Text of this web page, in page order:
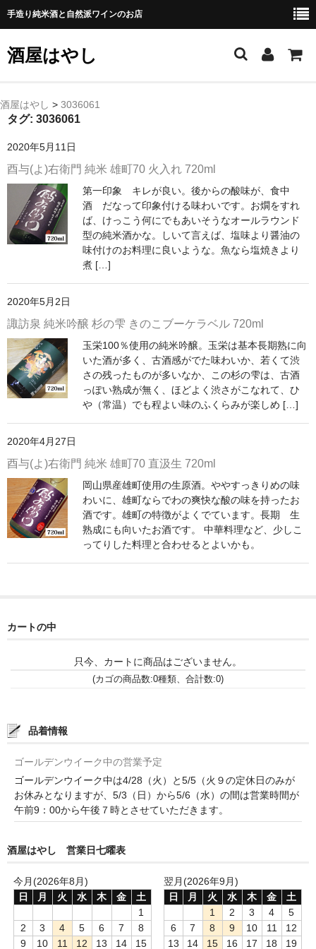
手造り純米酒と自然派ワインのお店
酒屋はやし
ホーム
純 米 酒
よえもん 川村酒造店（岩手県花巻市）
田从･月下の舞 舞鶴酒造（秋田県横手市）
綿屋 金の井酒造（宮城県栗原市）
宗玄 宗玄酒造（石川県珠洲市）
神亀 神亀酒造（埼玉県蓮田市）
隆・丹沢山 川西屋酒造店（神奈川県足柄上郡）
長珍 長珍酒造（愛知県津島市）
るみ子の酒・英・妙の華 森喜酒造（三重県伊賀市）
大治郎・喜量能 畑酒造（滋賀県東近江市）
秋鹿・奥鹿 秋鹿酒造（大阪府豊能郡能勢町）
睡龍・生もとのどぶ 久保本家酒造（奈良県宇陀市）
✚旭日 旭日酒造（島根県出雲市）
旭菊・綾花 旭菊酒造（福岡県久留米市）
小鹿 小鹿酒造（鹿児島県鹿屋市)
明るい農村 霧島町蒸留所（鹿児島県霧島市）
鶴見 大石酒造（鹿児島県阿久根市）
自 然 派 ワ イ ン
France/ﾌﾗﾝｽ
酒屋はやし > 3036061
タグ: 3036061
2020年5月11日
酉与(よ)右衛門 純米 雄町70 火入れ 720ml
第一印象 キレが良い。後からの酸味が、食中
酒 だなって印象付ける味わいです。お燗をすれ
ば、けっこう何にでもあいそうなオールラウンド
型の純米酒かな。しいて言えば、塩味より醤油の
味付けのお料理に良いような。魚なら塩焼きより
煮 […]
2020年5月2日
諏訪泉 純米吟醸 杉の雫 きのこブーケラベル 720ml
玉栄100％使用の純米吟醸。玉栄は基本長期熟に向
いた酒が多く、古酒感がでた味わいか、若くて渋
さの残ったものが多いなか、この杉の雫は、古酒
っぽい熟成が無く、ほどよく渋さがこなれて、ひ
や（常温）でも程よい味のふくらみが楽しめ […]
2020年4月27日
酉与(よ)右衛門 純米 雄町70 直汲生 720ml
岡山県産雄町使用の生原酒。ややすっきりめの味
わいに、雄町ならでわの爽快な酸の味を持ったお
酒です。雄町の特徴がよくでています。長期 生
熟成にも向いたお酒です。 中華料理など、少しこ
ってりした料理と合わせるとよいかも。
カートの中
只今、カートに商品はございません。
(カゴの商品数:0種類、合計数:0)
品着情報
ゴールデンウイーク中の営業予定
ゴールデンウイーク中は4/28（火）と5/5（火９の定休日のみが
お休みとなりますが、5/3（日）から5/6（水）の間は営業時間が
午前9：00から午後７時とさせていただきます。
酒屋はやし 営業日七曜表
今月(2026年8月)
日
月 火 水 木 金
土
1
2
3 4 5 6 7
8
9
10 11 12 13 14 15
翌月(2026年9月)
日
月 火 水 木 金
土
1
2 3 4
5
6
7 8 9 10 11
12
13
14 15 16 17 18 19